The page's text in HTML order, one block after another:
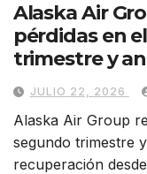
Alaska Air
pérdidas en
trimestre y
recuperación
trimestre
JULIO 22, 2026
Alaska Air Group
segundo trimestre
recuperación